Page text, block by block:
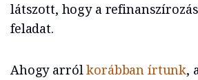
látszott, hogy a
feladat.
Ahogy arrólkorábban írtunk,